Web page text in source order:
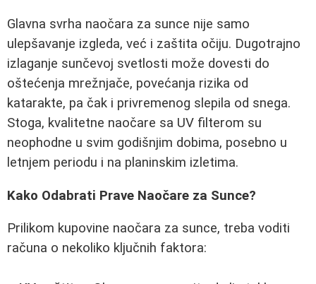
Glavna svrha naočara za sunce nije samo
ulepšavanje izgleda, već i zaštita očiju. Dugotrajno
izlaganje sunčevoj svetlosti može dovesti do
oštećenja mrežnjače, povećanja rizika od
katarakte, pa čak i privremenog slepila od snega.
Stoga, kvalitetne naočare sa UV filterom su
neophodne u svim godišnjim dobima, posebno u
letnjem periodu i na planinskim izletima.
Kako Odabrati Prave Naočare za Sunce?
Prilikom kupovine naočara za sunce, treba voditi
računa o nekoliko ključnih faktora: